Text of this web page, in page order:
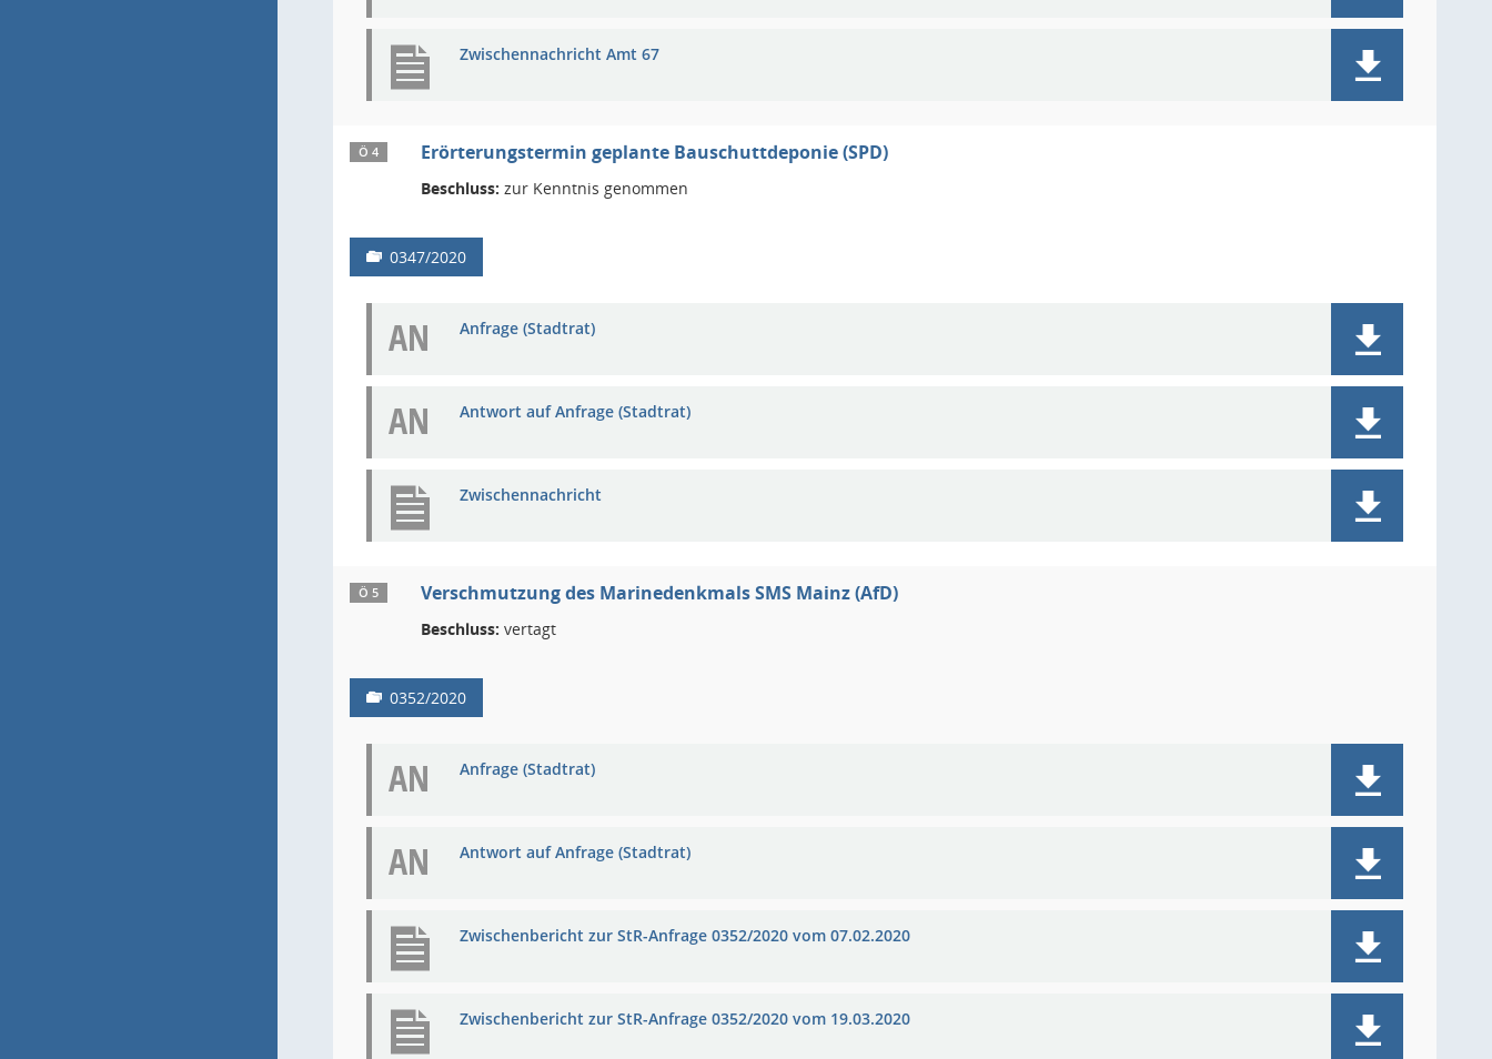
Zwischennachricht Amt 67
Ö 4 Erörterungstermin geplante Bauschuttdeponie (SPD)
Beschluss: zur Kenntnis genommen
0347/2020
AN Anfrage (Stadtrat)
AN Antwort auf Anfrage (Stadtrat)
Zwischennachricht
Ö 5 Verschmutzung des Marinedenkmals SMS Mainz (AfD)
Beschluss: vertagt
0352/2020
AN Anfrage (Stadtrat)
AN Antwort auf Anfrage (Stadtrat)
Zwischenbericht zur StR-Anfrage 0352/2020 vom 07.02.2020
Zwischenbericht zur StR-Anfrage 0352/2020 vom 19.03.2020